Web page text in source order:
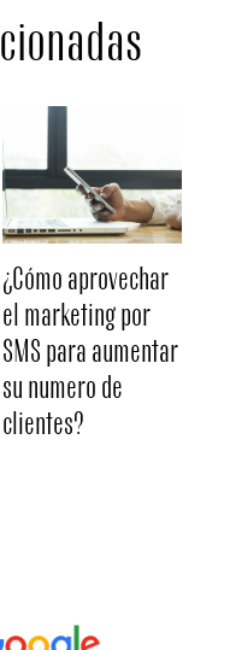
¿Cómo aprovechar
el marketing por
SMS para aumentar
su numero de
clientes?